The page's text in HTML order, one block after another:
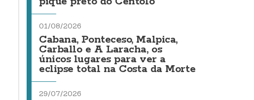
01/08/2026
Cabana, Ponteceso, Malpica,
Carballo e A Laracha, os
únicos lugares para ver a
eclipse total na Costa da Morte
29/07/2026